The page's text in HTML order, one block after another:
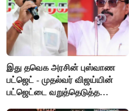
இது தவெக அரசின் புஸ்வாண
பட்ஜெட் - முதல்வர் விஜய்யின்
பட்ஜெட்டை வறுத்தெடுத்த